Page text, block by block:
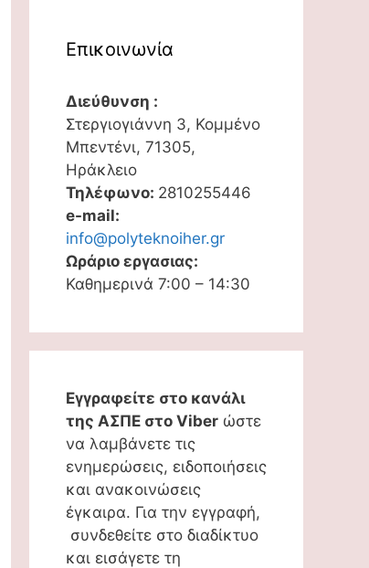
Επικοινωνία
Διεύθυνση :
Στεργιογιάννη 3, Κομμένο
Μπεντένι, 71305,
Ηράκλειο
Τηλέφωνο: 2810255446
e-mail:
info@polyteknoiher.gr
Ωράριο εργασιας:
Καθημερινά 7:00 – 14:30
Εγγραφείτε στο κανάλι
της ΑΣΠΕ στο Viber ώστε
να λαμβάνετε τις
ενημερώσεις, ειδοποιήσεις
και ανακοινώσεις
έγκαιρα. Για την εγγραφή,
συνδεθείτε στο διαδίκτυο
και εισάγετε τη